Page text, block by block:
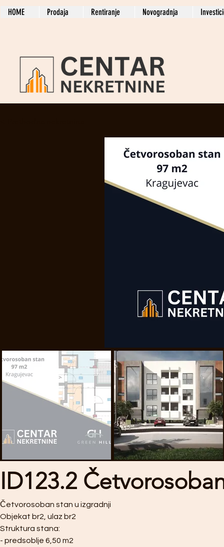
HOME Prodaja Rentiranje Novogradnja
ID123.2
Četvorosoban stan u izgradnji
Objekat br2, ulaz br2
Struktura stana:
- predsoblje 6,50 m2